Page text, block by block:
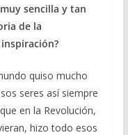
sencilla y tan
de la
quiso mucho
seres así siempre
en la Revolución,
hizo todo esos